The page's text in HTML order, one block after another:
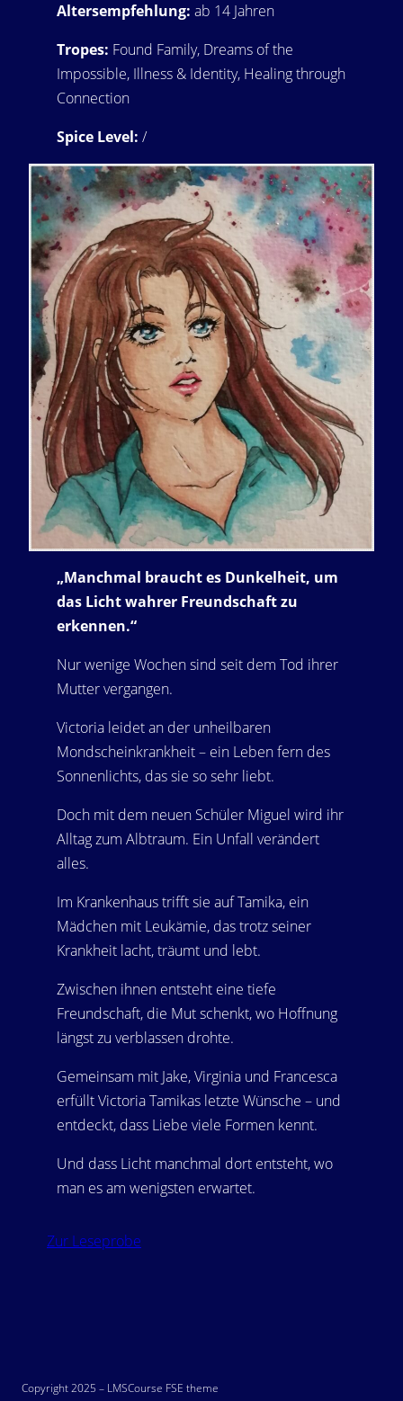
Altersempfehlung: ab 14 Jahren
Tropes: Found Family, Dreams of the
Impossible, Illness & Identity, Healing through
Connection
Spice Level: /
„Manchmal braucht es Dunkelheit, um
das Licht wahrer Freundschaft zu
erkennen.“
Nur wenige Wochen sind seit dem Tod ihrer
Mutter vergangen.
Victoria leidet an der unheilbaren
Mondscheinkrankheit – ein Leben fern des
Sonnenlichts, das sie so sehr liebt.
Doch mit dem neuen Schüler Miguel wird ihr
Alltag zum Albtraum. Ein Unfall verändert
alles.
Im Krankenhaus trifft sie auf Tamika, ein
Mädchen mit Leukämie, das trotz seiner
Krankheit lacht, träumt und lebt.
Zwischen ihnen entsteht eine tiefe
Freundschaft, die Mut schenkt, wo Hoffnung
längst zu verblassen drohte.
Gemeinsam mit Jake, Virginia und Francesca
erfüllt Victoria Tamikas letzte Wünsche – und
entdeckt, dass Liebe viele Formen kennt.
Und dass Licht manchmal dort entsteht, wo
man es am wenigsten erwartet.
Zur Leseprobe
Copyright 2025 – LMSCourse FSE theme